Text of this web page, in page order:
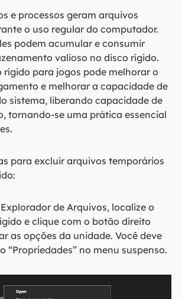
e processos geram arquivos
o uso regular do computador.
podem acumular e consumir
valioso no disco rígido.
rígido para jogos pode melhorar o
e melhorar a capacidade de
sistema, liberando capacidade de
tornando-se uma prática essencial
para excluir arquivos temporários
de Arquivos, localize o
e clique com o botão direito
as opções da unidade. Você deve
“Propriedades” no menu suspenso.